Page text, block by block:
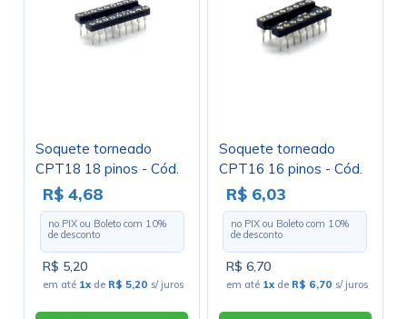
Soquete torneado
CPT18 18 pinos - Cód.
Loja 380 E 381
R$ 4,68
no PIX ou Boleto com 10%
de desconto
R$ 5,20
em até 1x de R$ 5,20 s/ juros
Soquete torneado
CPT16 16 pinos - Cód.
Loja 140 A 144
R$ 6,03
no PIX ou Boleto com 10%
de desconto
R$ 6,70
em até 1x de R$ 6,70 s/ juros